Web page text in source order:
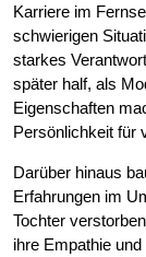
Karriere im
schwierigen
starkes
später half, als
Eigenschaften
Persönlichkeit für
Darüber hinaus
Erfahrungen im
Tochter
ihre Empathie